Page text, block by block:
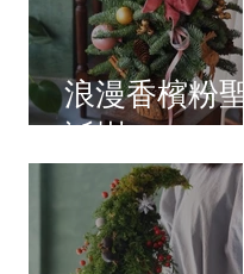
浪漫香檳粉聖
誕樹